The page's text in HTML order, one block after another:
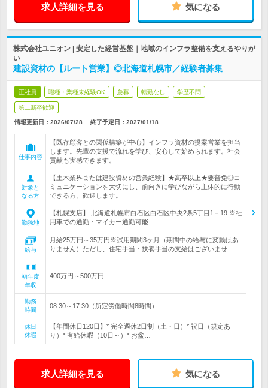
求人詳細を見る 気になる
株式会社ユニオン | 安定した経営基盤｜地域のインフラ整備を支えるやりが
い
建設資材の【ルート営業】◎北海道札幌市／経験者募集
正社員 職種・業種未経験OK 急募 転勤なし 学歴不問
第二新卒歓迎
情報更新日：2026/07/28 終了予定日： 2027/01/18
仕事内容
【既存顧客との関係構築が中心】インフラ資材の提案営業を担当
します。先輩の支援で流れを学び、安心して始められます。社会
貢献も実感できます。
対象と
なる方
【土木業界または建設資材の営業経験】★高卒以上★要普免◎コ
ミュニケーションを大切にし、前向きに学びながら主体的に行動
できる方、歓迎します。
勤務地
【札幌支店】 北海道札幌市白石区白石区中央2条5丁目1－19 ※社
用車での通勤・マイカー通勤可能…
給与
月給25万円～35万円※試用期間3ヶ月（期間中の給与に変動はあ
りません）ただし、住宅手当・扶養手当の支給はございませ…
初年度
年収
400万円～500万円
勤務
時間
08:30～17:30（所定労働時間8時間）
休日
休暇
【年間休日120日】* 完全週休2日制（土・日）* 祝日（規定あ
り）* 有給休暇（10日～）* お盆…
求人詳細を見る 気になる